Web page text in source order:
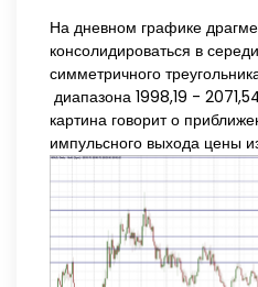
На дневном графике
консолидироваться в
симметричного
диапазона 1998,19 -
картина говорит о
импульсного выхода цены